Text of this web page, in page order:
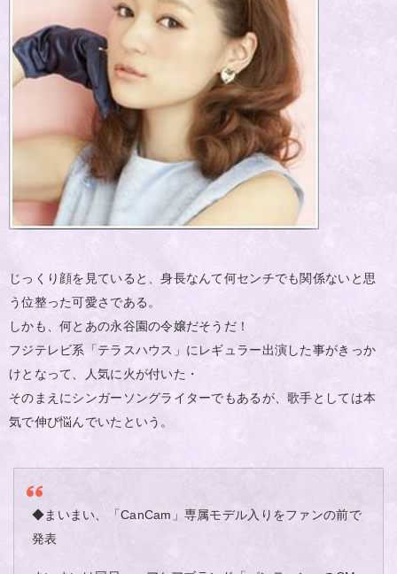
じっくり顔を見ていると、身長なんて何センチでも関係ないと思
う位整った可愛さである。
しかも、何とあの永谷園の令嬢だそうだ！
フジテレビ系「テラスハウス」にレギュラー出演した事がきっか
けとなって、人気に火が付いた・
そのまえにシンガーソングライターでもあるが、歌手としては本
気で伸び悩んでいたという。
◆まいまい、「CanCam」専属モデル入りをファンの前で
発表